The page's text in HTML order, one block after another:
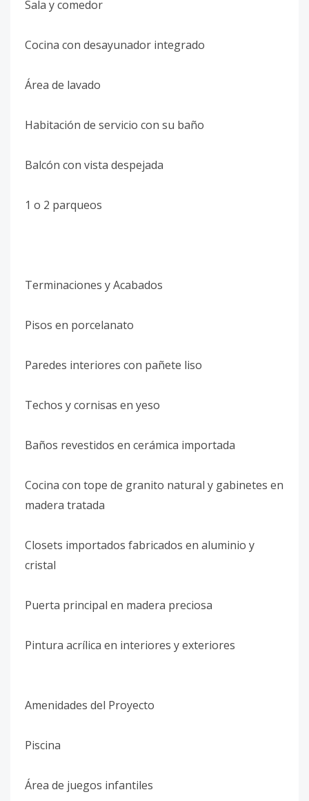
Sala y comedor
Cocina con desayunador integrado
Área de lavado
Habitación de servicio con su baño
Balcón con vista despejada
1 o 2 parqueos
Terminaciones y Acabados
Pisos en porcelanato
Paredes interiores con pañete liso
Techos y cornisas en yeso
Baños revestidos en cerámica importada
Cocina con tope de granito natural y gabinetes en
madera tratada
Closets importados fabricados en aluminio y
cristal
Puerta principal en madera preciosa
Pintura acrílica en interiores y exteriores
Amenidades del Proyecto
Piscina
Área de juegos infantiles